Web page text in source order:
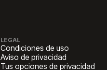
LEGAL
Condiciones de uso
Aviso de privacidad
Tus opciones de privacidad